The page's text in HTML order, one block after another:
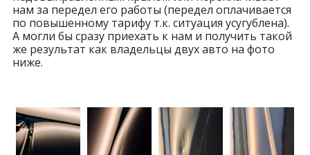
нам за передел его работы (передел оплачивается
по повышенному тарифу т.к. ситуация усугублена).
А могли бы сразу приехать к нам и получить такой
же результат как владельцы двух авто на фото
ниже.